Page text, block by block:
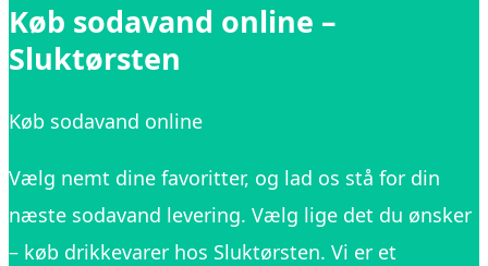
Køb sodavand online –
Sluktørsten
Køb sodavand online
Vælg nemt dine favoritter, og lad os stå for din
næste sodavand levering. Vælg lige det du ønsker
– køb drikkevarer hos Sluktørsten. Vi er et